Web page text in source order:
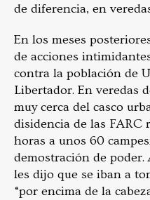
de diferencia, en
En los meses
de acciones
contra la población de
Libertador. En veredas
muy cerca del casco
disidencia de las FARC
horas a unos 60
demostración de
les dijo que se iban a
“por encima de la